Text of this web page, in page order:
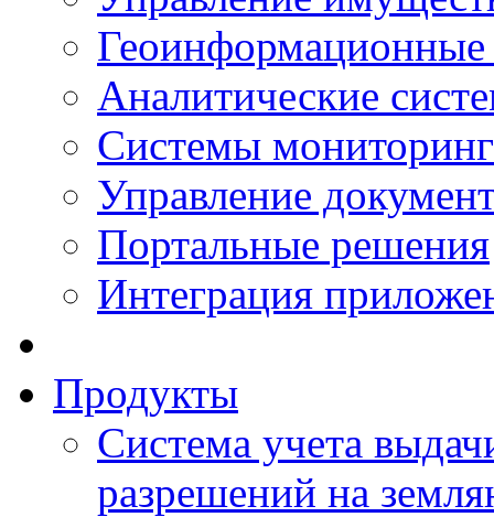
Аналитические
Системы
Управление
Портальные решения
Интеграция
Продукты
Система учета
разрешений на